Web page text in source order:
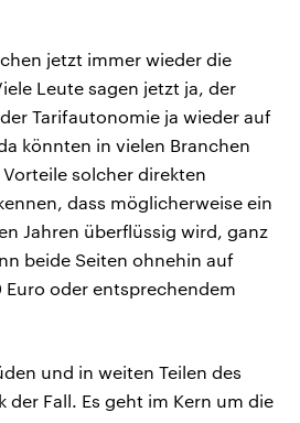
jetzt immer wieder die
Leute sagen jetzt ja, der
Tarifautonomie ja wieder auf
könnten in vielen Branchen
solcher direkten
dass möglicherweise ein
Jahren überflüssig wird, ganz
beide Seiten ohnehin auf
oder entsprechendem
und in weiten Teilen des
der Fall. Es geht im Kern um die